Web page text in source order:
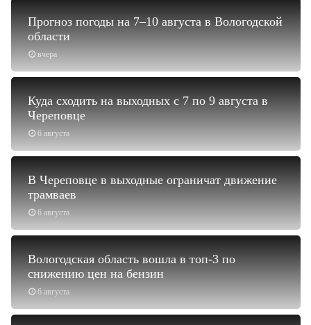
вчера
Прогноз погоды на 7–10 августа в Вологодской
области
6 августа
Куда сходить на выходных с 7 по 9 августа в
Череповце
6 августа
В Череповце в выходные ограничат движение
трамваев
6 августа
Вологодская область вошла в топ-3 по
снижению цен на бензин